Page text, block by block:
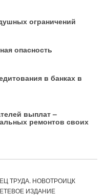
ограничений
опасность
в банках в
выплат –
ремонтов своих
ТРУДА. НОВОТРОИЦК
ИЗДАНИЕ